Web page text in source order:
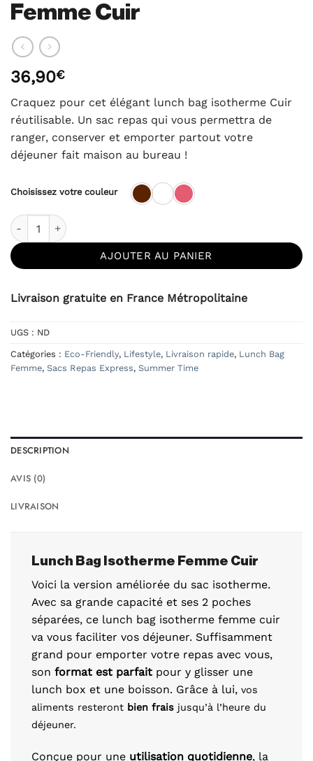
Femme Cuir
36,90€
Craquez pour cet élégant lunch bag isotherme Cuir
réutilisable. Un sac repas qui vous permettra de
ranger, conserver et emporter partout votre
déjeuner fait maison au bureau !
Choisissez votre couleur
quantité de Lunch Bag Isotherme Femme Cuir
AJOUTER AU PANIER
Livraison gratuite en France Métropolitaine
UGS : ND
Catégories : Eco-Friendly, Lifestyle, Livraison rapide, Lunch Bag
Femme, Sacs Repas Express, Summer Time
DESCRIPTION
AVIS (0)
LIVRAISON
Lunch Bag Isotherme Femme Cuir
Voici la version améliorée du sac isotherme.
Avec sa grande capacité et ses 2 poches
séparées, ce lunch bag isotherme femme cuir
va vous faciliter vos déjeuner. Suffisamment
grand pour emporter votre repas avec vous,
son format est parfait pour y glisser une
lunch box et une boisson. Grâce à lui, vos
aliments resteront bien frais jusqu’à l’heure du
déjeuner.
Conçue pour une utilisation quotidienne, la